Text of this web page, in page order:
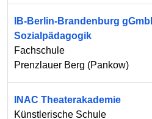
IB-Berlin-Brandenburg
Sozialpädagogik
Fachschule
Prenzlauer Berg (Pankow)
INAC Theaterakademie
Künstlerische Schule